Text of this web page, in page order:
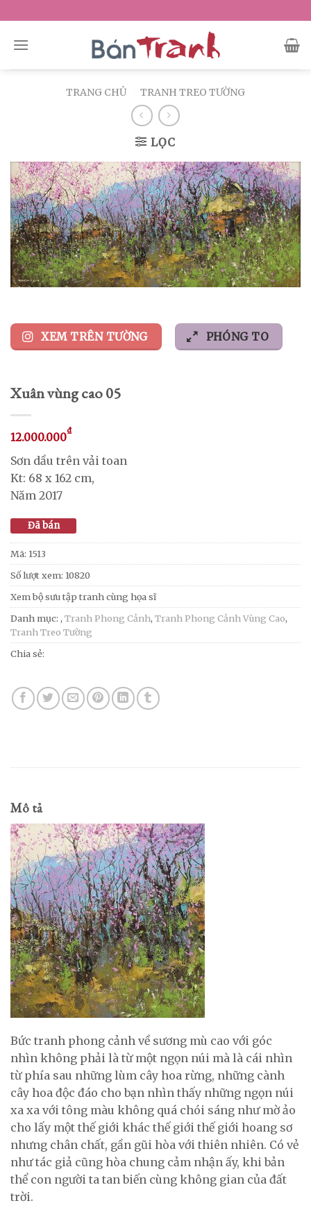
to
content
TRANG CHỦ TRANH TREO TƯỜNG
LỌC
XEM TRÊN TƯỜNG PHÓNG TO
Xuân vùng cao 05
12.000.000₫
Sơn dầu trên vải toan
Kt: 68 x 162 cm,
Năm 2017
Đã bán
Mã: 1513
Số lượt xem: 10820
Xem bộ sưu tập tranh cùng họa sĩ
Danh mục: , Tranh Phong Cảnh, Tranh Phong Cảnh Vùng Cao,
Tranh Treo Tường
Chia sẻ:
Mô tả
Bức tranh phong cảnh về sương mù cao với góc
nhìn không phải là từ một ngọn núi mà là cái nhìn
từ phía sau những lùm cây hoa rừng, những cành
cây hoa độc đáo cho bạn nhìn thấy những ngọn núi
xa xa với tông màu không quá chói sáng như mờ ảo
cho lấy một thế giới khác thế giới thế giới hoang sơ
nhưng chân chất, gần gũi hòa với thiên nhiên. Có vẻ
như tác giả cũng hòa chung cảm nhận ấy, khi bản
thể con người ta tan biến cùng không gian của đất
trời.